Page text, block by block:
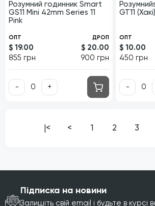
Розумний годинник Smart
GS11 Mini 42mm Series 11
Pink
ОПТ
$ 19.00
855 грн
ДРОП
$ 20.00
900 грн
- +
GT11 (Хакі)
ОПТ
$ 10.00
450 грн
-
|< < 1 2 3
Підписка на новини
Залишіть свій email і будьте в курсі